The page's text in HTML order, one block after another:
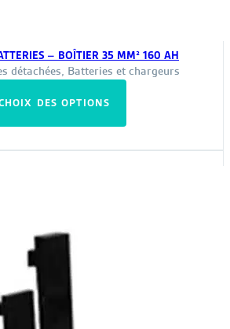
– BOÎTIER 35 MM² 160 AH
détachées, Batteries et chargeurs
DES OPTIONS
a
plusieurs